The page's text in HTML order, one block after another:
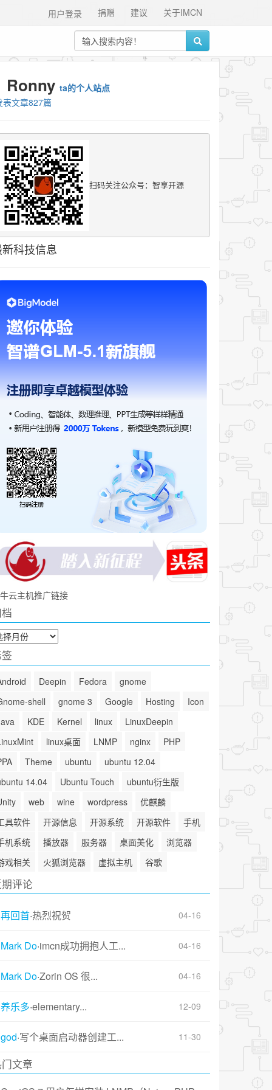
关于IMCN
建议
捐赠
用户登录
Ronny ta的个人站点
表文章827篇
扫码关注公众号：智享开源
科技信息
云主机推广链接
Deepin Fedora
gnome
shell
gnome 3 Google Hosting
Icon
KDE Kernel linux
LinuxDeepin
linux桌面 LNMP nginx
PHP
Theme ubuntu
ubuntu 12.04
14.04
Ubuntu Touch
ubuntu衍生版
web wine wordpress
优麒麟
具软件
开源信息 开源系统 开源软件
手机
机系统
播放器 服务器 桌面美化
浏览器
戏相关
火狐浏览器 虚拟主机 谷歌
评论
再回首·热烈祝贺 04-16
Mark Do·imcn成功拥抱人工... 04-16
Mark Do·Zorin OS 很... 04-16
养乐多·elementary... 12-09
god·写个桌面启动器创建工... 11-30
文章